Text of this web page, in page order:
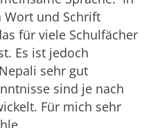
und Schrift
für viele Schulfächer
Es ist jedoch
sehr gut
sind je nach
Für mich sehr